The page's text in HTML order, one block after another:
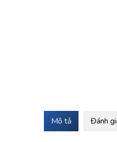
Mô tả Đánh